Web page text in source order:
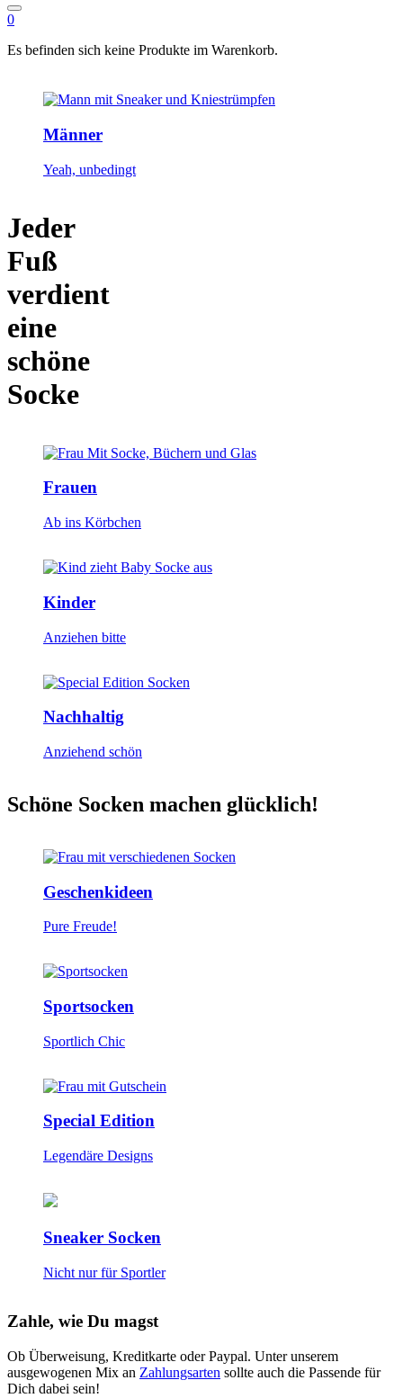
0
Es befinden sich keine Produkte im Warenkorb.
Männer
Yeah, unbedingt
Jeder
Fuß
verdient
eine
schöne
Socke
Frauen
Ab ins Körbchen
Kinder
Anziehen bitte
Nachhaltig
Anziehend schön
Schöne Socken machen glücklich!
Geschenkideen
Pure Freude!
Sportsocken
Sportlich Chic
Special Edition
Legendäre Designs
Sneaker Socken
Nicht nur für Sportler
Zahle, wie Du magst
Ob Überweisung, Kreditkarte oder Paypal. Unter unserem
ausgewogenen Mix an Zahlungsarten sollte auch die Passende für
Dich dabei sein!